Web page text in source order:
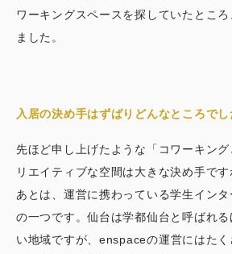
ワーキングスペースを探していたとこ
ました。
入居の決め手はずばりどんなところでし
先ほど申し上げたような「コワーキン
リエイティブな空間は大きな決め手です
あとは、運営に携わっている学生イン
の一つです。仙台は学都仙台と呼ばれ
い地域ですが、enspaceの運営にはた